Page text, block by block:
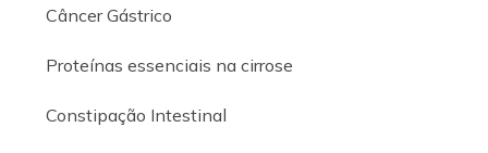
Câncer Gástrico
Proteínas essenciais na cirrose
Constipação Intestinal